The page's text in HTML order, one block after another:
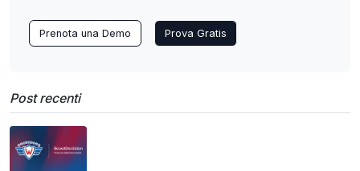
Prenota una Demo Prova Gratis
Post recenti